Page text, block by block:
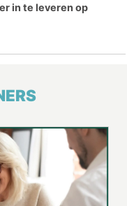
in te leveren op